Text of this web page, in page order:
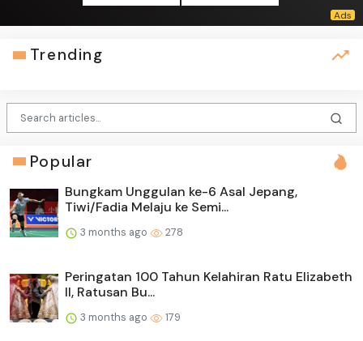
Trending
Popular
Bungkam Unggulan ke-6 Asal Jepang,
Tiwi/Fadia Melaju ke Semi...
3 months ago 278
Peringatan 100 Tahun Kelahiran Ratu Elizabeth
II, Ratusan Bu...
3 months ago 179